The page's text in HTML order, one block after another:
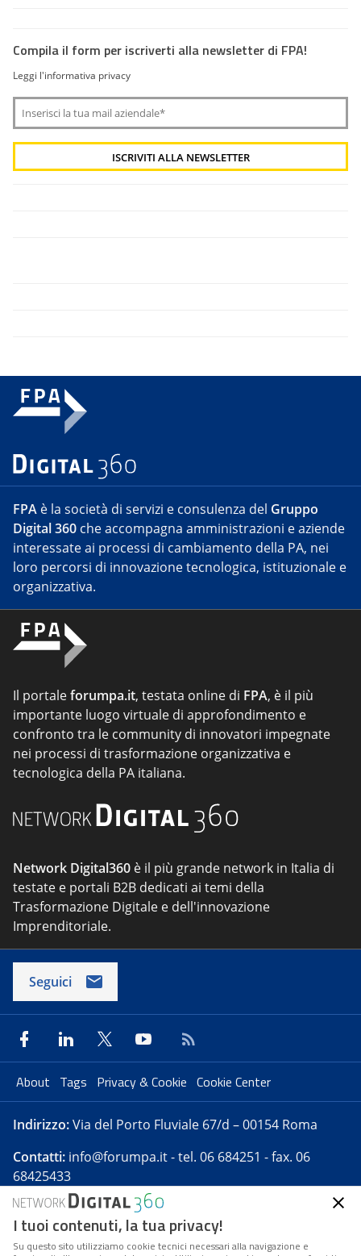
Compila il form per iscriverti alla newsletter di FPA!
Leggi l'informativa privacy
FPA è la società di servizi e consulenza del Gruppo
Digital 360 che accompagna amministrazioni e aziende
interessate ai processi di cambiamento della PA, nei
loro percorsi di innovazione tecnologica, istituzionale e
organizzativa.
Il portaleforumpa.it, testata online di FPA, è il più
importante luogo virtuale di approfondimento e
confronto tra le community di innovatori impegnate
nei processi di trasformazione organizzativa e
tecnologica della PA italiana.
Network Digital360 è il più grande network in Italia di
testate e portali B2B dedicati ai temi della
Trasformazione Digitale e dell'innovazione
Imprenditoriale.
Seguici
About Tags Privacy & Cookie Cookie Center
Indirizzo:Via del Porto Fluviale 67/d – 00154 Roma
Contatti: info@forumpa.it- tel. 06 684251 - fax. 06
68425433
Forumpa.itè una pubblicazione telematica iscritta
presso Registro della stampa del Tribunale di Roma -
I tuoi contenuti, la tua privacy!
Su questo sito utilizziamo cookie tecnici necessari alla navigazione e